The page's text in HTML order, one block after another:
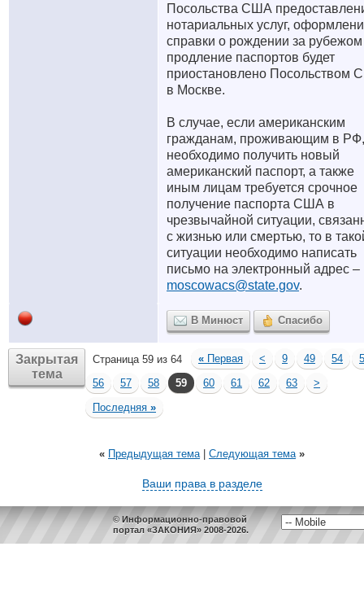
Посольства США
нотариальных услуг,
справки о рождении за
продление паспортов будет
приостановлено Посольством
в Москве.
В случае, если американским
гражданам, проживающим в РФ,
необходимо получить новый
американский паспорт, а также
иным лицам требуется срочное
получение паспорта США в
чрезвычайной ситуации,
с жизнью или смертью, то в
ситуации необходимо написать
письмо на электронный адрес –
moscowacs@state.gov.
В Минюст Спасибо
Закрытая
тема
Страница 59 из 64 « Первая < 9 49 54
56
57 58 59 60 61 62 63
>
Последняя »
« Предыдущая тема| Следующая тема »
Ваши права в разделе
© Информационно-правовой
портал «ЗАКОНИЯ» 2008-2026.